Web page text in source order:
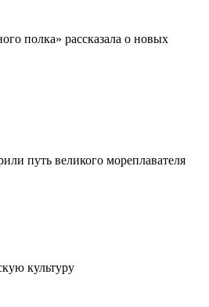
полка» рассказала о новых
путь великого мореплавателя
культуру